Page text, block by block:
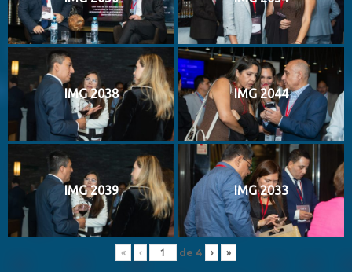
IMG 2038 IMG 2044
IMG 2039 IMG 2033
« ‹ de 4 › »